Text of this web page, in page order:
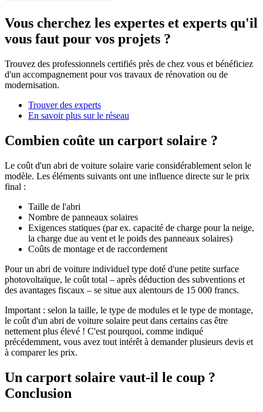
Vous cherchez les expertes et experts qu'il
vous faut pour vos projets ?
Trouvez des professionnels certifiés près de chez vous et bénéficiez
d'un accompagnement pour vos travaux de rénovation ou de
modernisation.
Trouver des experts
En savoir plus sur le réseau
Combien coûte un carport solaire ?
Le coût d'un abri de voiture solaire varie considérablement selon le
modèle. Les éléments suivants ont une influence directe sur le prix
final :
Taille de l'abri
Nombre de panneaux solaires
Exigences statiques (par ex. capacité de charge pour la neige,
la charge due au vent et le poids des panneaux solaires)
Coûts de montage et de raccordement
Pour un abri de voiture individuel type doté d'une petite surface
photovoltaïque, le coût total – après déduction des subventions et
des avantages fiscaux – se situe aux alentours de 15 000 francs.
Important : selon la taille, le type de modules et le type de montage,
le coût d'un abri de voiture solaire peut dans certains cas être
nettement plus élevé ! C'est pourquoi, comme indiqué
précédemment, vous avez tout intérêt à demander plusieurs devis et
à comparer les prix.
Un carport solaire vaut-il le coup ?
Conclusion